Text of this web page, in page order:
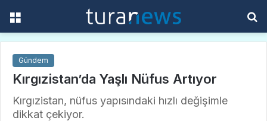
Gündem
Kırgızistan’da Yaşlı Nüfus Artıyor
Kırgızistan, nüfus yapısındaki hızlı değişimle
dikkat çekiyor.